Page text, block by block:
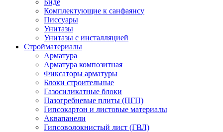
Комплектующие к санфаянсу
Писсуары
Унитазы
Унитазы с инсталляцией
Стройматериалы
Арматура
Арматура композитная
Фиксаторы арматуры
Блоки строительные
Газосиликатные блоки
Пазогребневые плиты (ПГП)
Гипсокартон и листовые материалы
Аквапанели
Гипсоволокнистый лист (ГВЛ)